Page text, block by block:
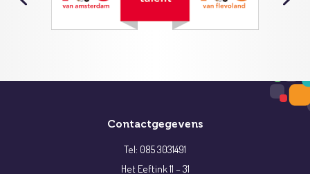
Contactgegevens
Tel: 085 3031491
Het Eeftink 11 – 31